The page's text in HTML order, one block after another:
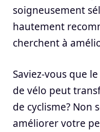
soigneusement
hautement
cherchent à
Saviez-vous que
de vélo peut
de cyclisme? Non
améliorer votre